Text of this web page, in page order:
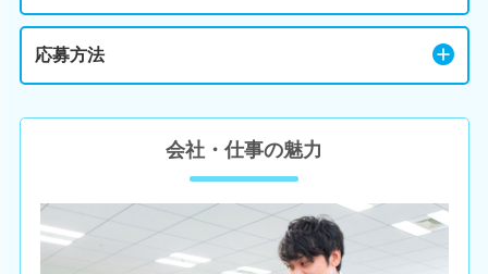
応募方法
会社・仕事の魅力